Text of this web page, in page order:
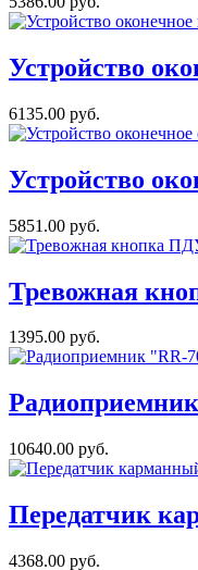
Устройство
6135.00 руб.
Устройство
5851.00 руб.
Тревожная
1395.00 руб.
10640.00 руб.
Передатчик
4368.00 руб.